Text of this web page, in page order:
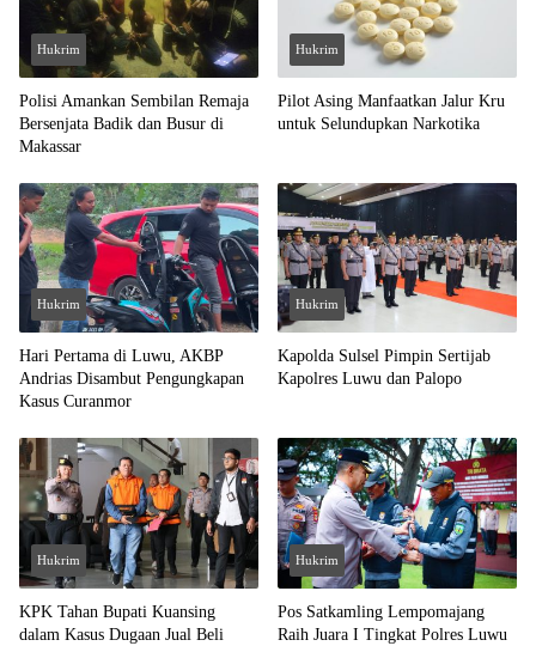
Hukrim
Polisi Amankan Sembilan Remaja
Bersenjata Badik dan Busur di
Makassar
Hukrim
Pilot Asing Manfaatkan Jalur Kru
untuk Selundupkan Narkotika
Hukrim
Hari Pertama di Luwu, AKBP
Andrias Disambut Pengungkapan
Kasus Curanmor
Hukrim
Kapolda Sulsel Pimpin Sertijab
Kapolres Luwu dan Palopo
Hukrim
KPK Tahan Bupati Kuansing
dalam Kasus Dugaan Jual Beli
Hukrim
Pos Satkamling Lempomajang
Raih Juara I Tingkat Polres Luwu